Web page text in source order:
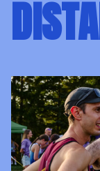
LES
21K
NOS